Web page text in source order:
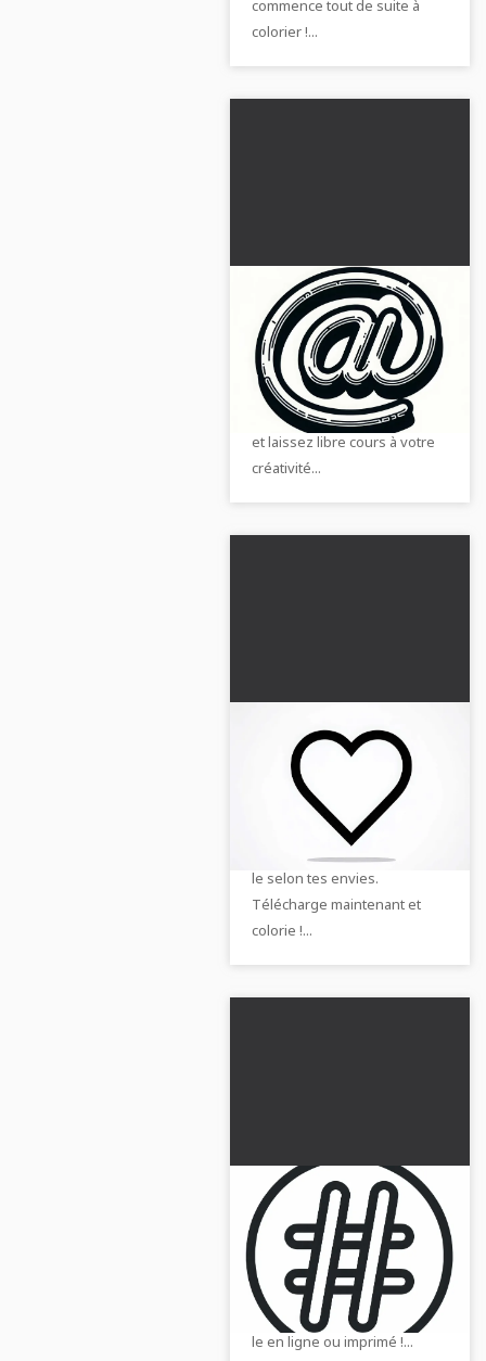
commence tout de suite à
colorier !...
Modèle de coloriage à
arrobase gratuit pour
des heures de
coloriage créatif
Créez le modèle de coloriage
attrayant de l'arobase !
Téléchargez l'image gratuite
et laissez libre cours à votre
créativité...
Image à colorier
symbole de cœur
gratuit
Télécharge notre dessin à
colorier en forme de cœur
gratuitement et personnalise-
le selon tes envies.
Télécharge maintenant et
colorie !...
Téléchargez
gratuitement un
modèle de coloriage
avec le signe hashtag
Obtiens dès maintenant le
modèle de coloriage gratuit
avec le signe dièse et colorie-
le en ligne ou imprimé !...